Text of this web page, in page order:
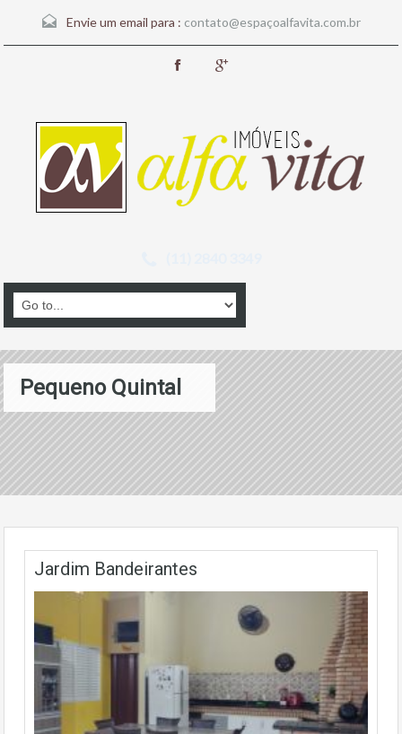
Envie um email para : contato@espaçoalfavita.com.br
Pequeno Quintal
Jardim Bandeirantes